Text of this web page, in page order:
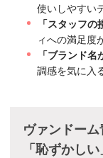
使いしやすい
「スタッフの
ィへの満足度
「ブランド名
調感を気に入
ヴァンドー
「恥ずかし